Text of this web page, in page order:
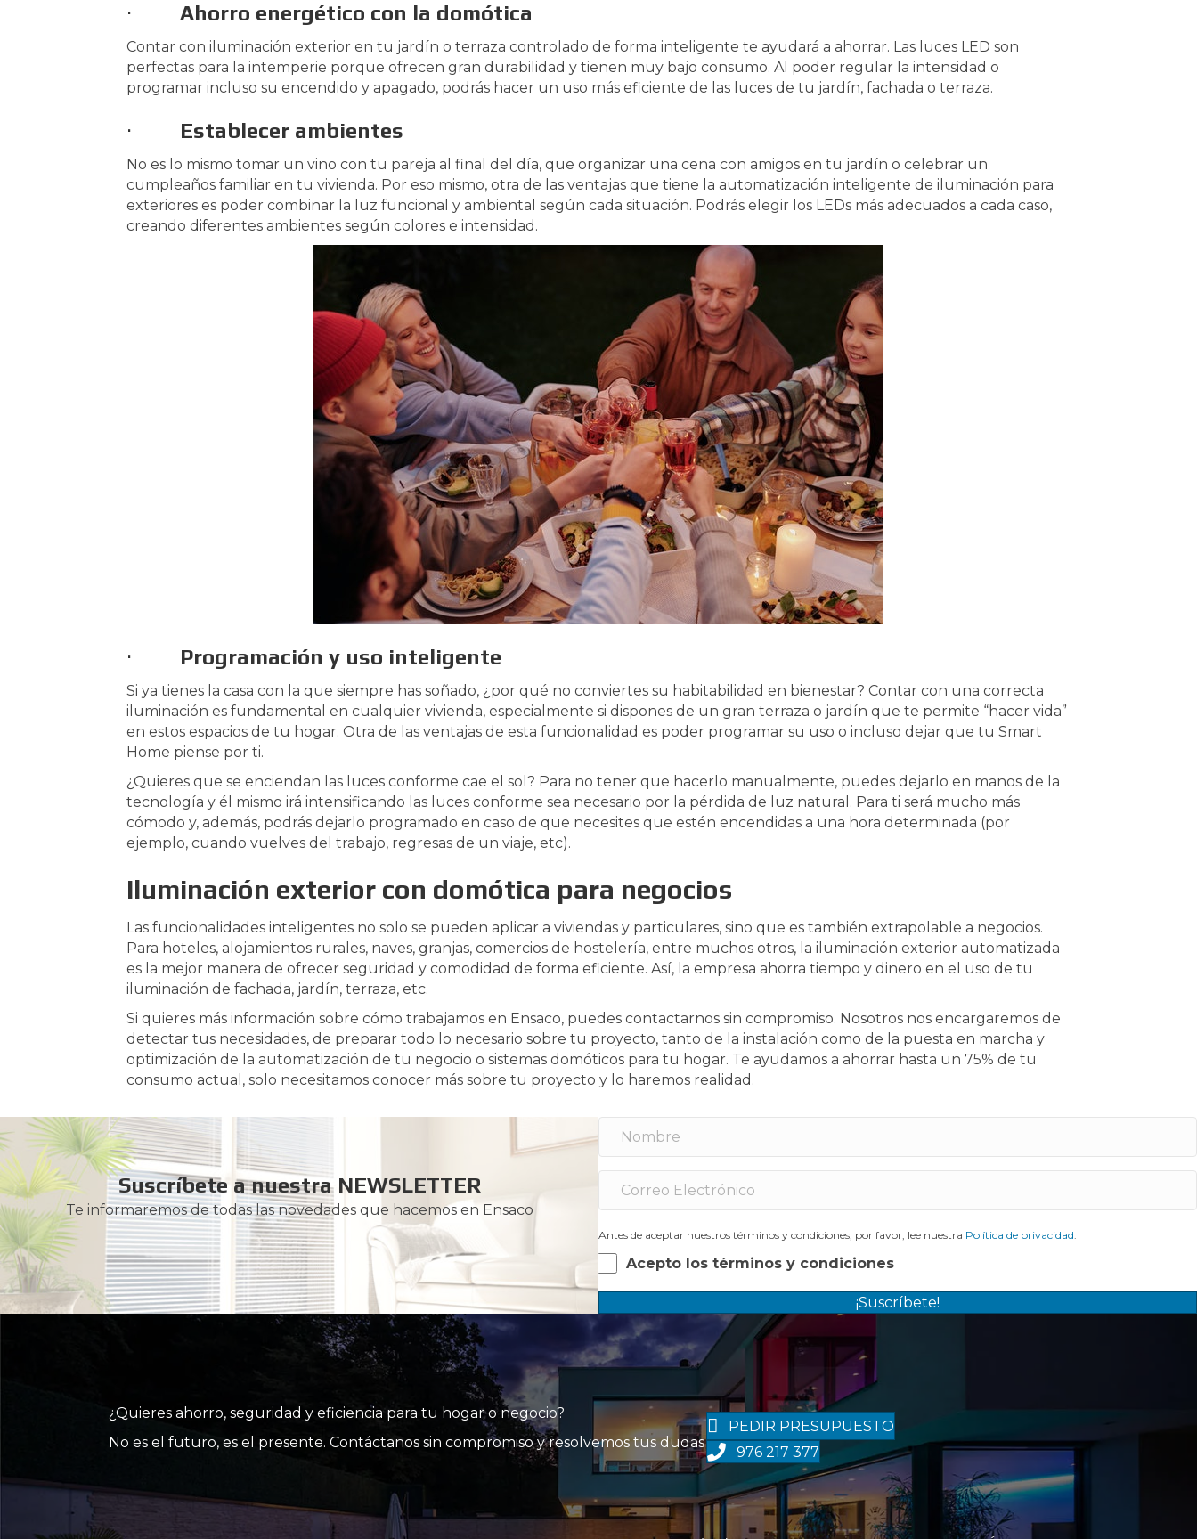
· Ahorro energético con la domótica
Contar con iluminación exterior en tu jardín o terraza controlado de forma inteligente te ayudará a ahorrar. Las luces LED son
perfectas para la intemperie porque ofrecen gran durabilidad y tienen muy bajo consumo. Al poder regular la intensidad o
programar incluso su encendido y apagado, podrás hacer un uso más eficiente de las luces de tu jardín, fachada o terraza.
· Establecer ambientes
No es lo mismo tomar un vino con tu pareja al final del día, que organizar una cena con amigos en tu jardín o celebrar un
cumpleaños familiar en tu vivienda. Por eso mismo, otra de las ventajas que tiene la automatización inteligente de iluminación para
exteriores es poder combinar la luz funcional y ambiental según cada situación. Podrás elegir los LEDs más adecuados a cada caso,
creando diferentes ambientes según colores e intensidad.
· Programación y uso inteligente
Si ya tienes la casa con la que siempre has soñado, ¿por qué no conviertes su habitabilidad en bienestar? Contar con una correcta
iluminación es fundamental en cualquier vivienda, especialmente si dispones de un gran terraza o jardín que te permite “hacer vida”
en estos espacios de tu hogar. Otra de las ventajas de esta funcionalidad es poder programar su uso o incluso dejar que tu Smart
Home piense por ti.
¿Quieres que se enciendan las luces conforme cae el sol? Para no tener que hacerlo manualmente, puedes dejarlo en manos de la
tecnología y él mismo irá intensificando las luces conforme sea necesario por la pérdida de luz natural. Para ti será mucho más
cómodo y, además, podrás dejarlo programado en caso de que necesites que estén encendidas a una hora determinada (por
ejemplo, cuando vuelves del trabajo, regresas de un viaje, etc).
Iluminación exterior con domótica para negocios
Las funcionalidades inteligentes no solo se pueden aplicar a viviendas y particulares, sino que es también extrapolable a negocios.
Para hoteles, alojamientos rurales, naves, granjas, comercios de hostelería, entre muchos otros, la iluminación exterior automatizada
es la mejor manera de ofrecer seguridad y comodidad de forma eficiente. Así, la empresa ahorra tiempo y dinero en el uso de tu
iluminación de fachada, jardín, terraza, etc.
Si quieres más información sobre cómo trabajamos en Ensaco, puedes contactarnos sin compromiso. Nosotros nos encargaremos de
detectar tus necesidades, de preparar todo lo necesario sobre tu proyecto, tanto de la instalación como de la puesta en marcha y
optimización de la automatización de tu negocio o sistemas domóticos para tu hogar. Te ayudamos a ahorrar hasta un 75% de tu
consumo actual, solo necesitamos conocer más sobre tu proyecto y lo haremos realidad.
Suscríbete a nuestra NEWSLETTER
Te informaremos de todas las novedades que hacemos en Ensaco
Antes de aceptar nuestros términos y condiciones, por favor, lee nuestra Política de privacidad.
Acepto los términos y condiciones
¡Suscríbete!
¿Quieres ahorro, seguridad y eficiencia para tu hogar o negocio?
No es el futuro, es el presente. Contáctanos sin compromiso y resolvemos tus dudas
PEDIR PRESUPUESTO
976 217 377